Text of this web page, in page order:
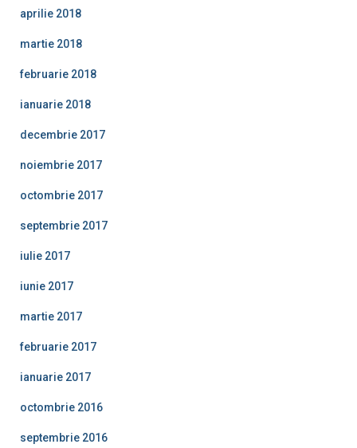
aprilie 2018
martie 2018
februarie 2018
ianuarie 2018
decembrie 2017
noiembrie 2017
octombrie 2017
septembrie 2017
iulie 2017
iunie 2017
martie 2017
februarie 2017
ianuarie 2017
octombrie 2016
septembrie 2016